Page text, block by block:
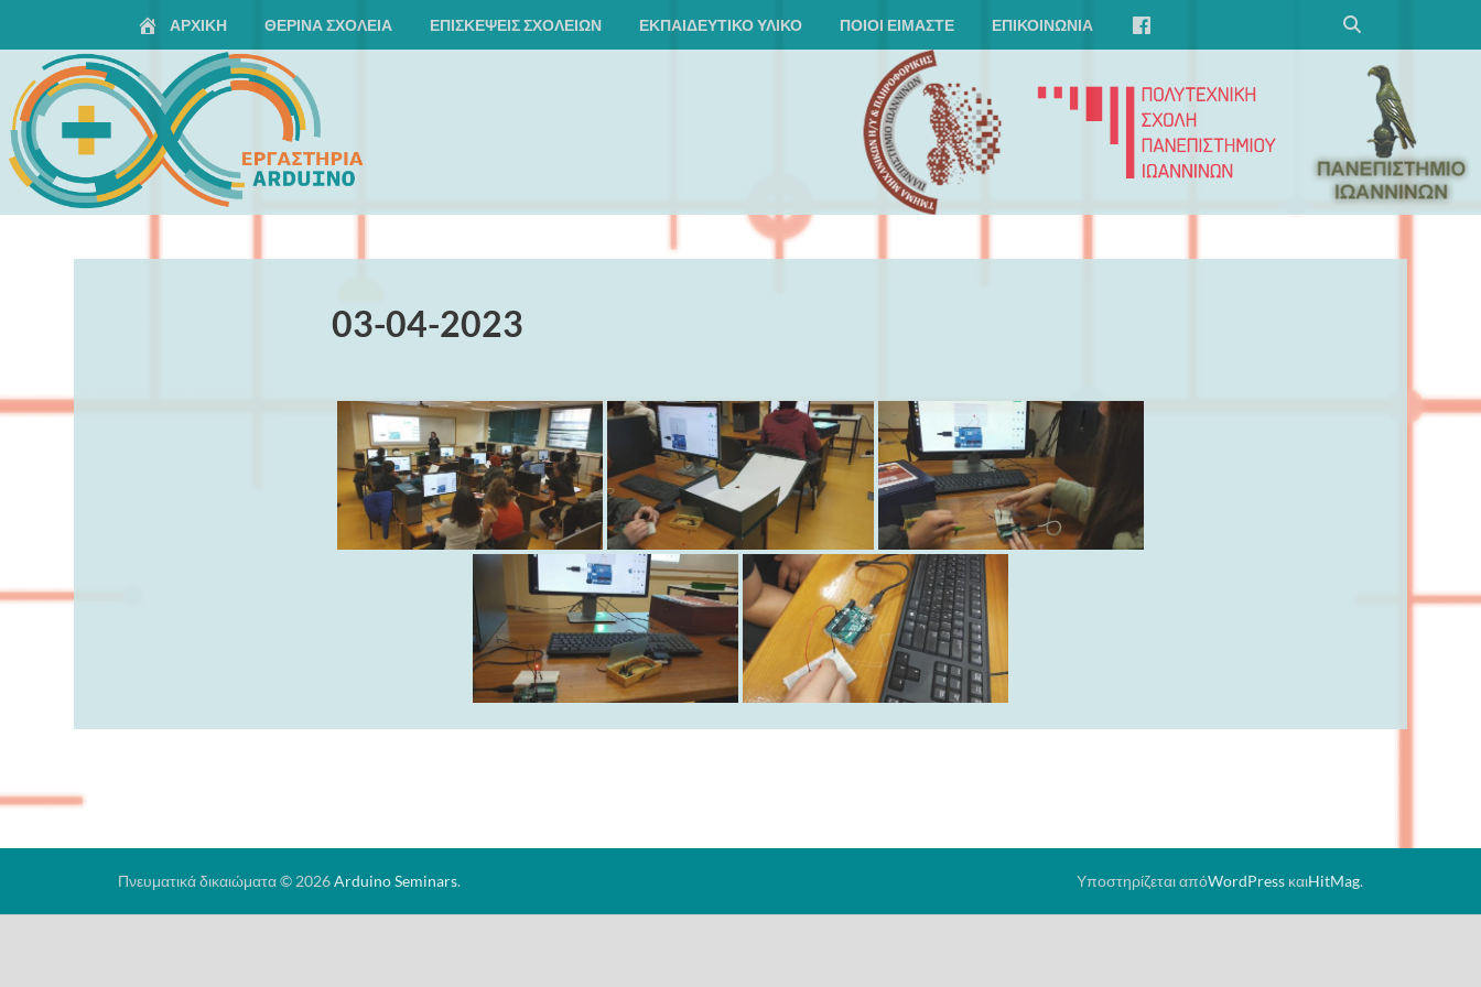
Arduino Seminars
ΑΡΧΙΚΗ ΘΕΡΙΝΆ ΣΧΟΛΕΊΑ ΕΠΙΣΚΈΨΕΙΣ ΣΧΟΛΕΊΩΝ ΕΚΠΑΙΔΕΥΤΙΚΌ ΥΛΙΚΌ ΠΟΙΟΙ ΕΙΜΑΣΤΕ ΕΠΙΚΟΙΝΩΝΊΑ
03-04-2023
Πνευματικά δικαιώματα © 2026Arduino Seminars. Υποστηρίζεται απόWordPressκαιHitMag.